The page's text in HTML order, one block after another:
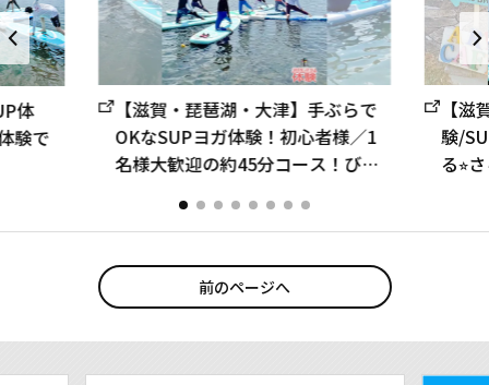
体
験で
【滋賀・琵琶湖・大津】手ぶらで
OKなSUPヨガ体験！初心者様／1
名様大歓迎の約45分コース！びわ
【
験/
る⭐︎
前のページへ